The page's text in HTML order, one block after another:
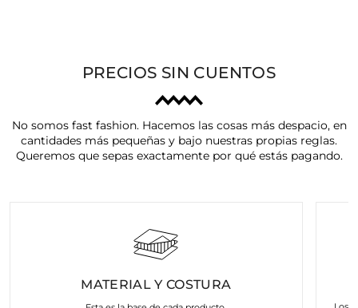
PRECIOS SIN CUENTOS
No somos fast fashion. Hacemos las cosas más despacio, en
cantidades más pequeñas y bajo nuestras propias reglas.
Queremos que sepas exactamente por qué estás pagando.
MATERIAL Y COSTURA